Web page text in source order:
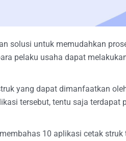
solusi untuk memudahkan
pelaku usaha dapat
yang dapat dimanfaatkan
tersebut, tentu saja terdapat
10 aplikasi cetak struk